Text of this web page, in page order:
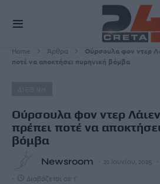
Home Άρθρα
Ούρσουλα φον ντερ
ποτέ να αποκτήσει πυρηνική βόμβα
Ούρσουλα φον ντερ
πρέπει ποτέ να
βόμβα
Newsroom 22 Ιουνίου, 2025
Διαβάζεται σε 1'